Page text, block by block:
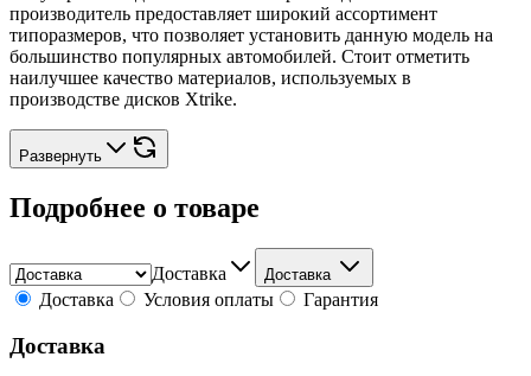
производитель предоставляет широкий ассортимент
типоразмеров, что позволяет установить данную модель на
большинство популярных автомобилей. Стоит отметить
наилучшее качество материалов, используемых в
производстве дисков Xtrike.
Развернуть
Подробнее о товаре
Доставка Доставка
Доставка Условия оплаты Гарантия
Доставка